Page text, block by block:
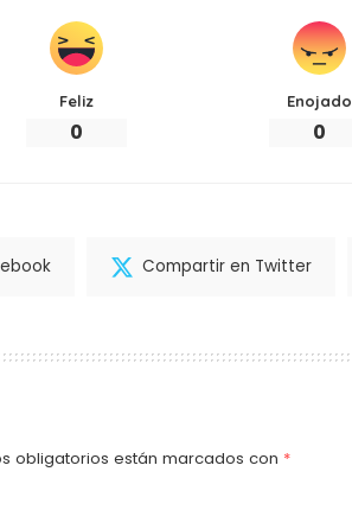
Feliz
0
Enojado
0
Compartir en Twitter
obligatorios están marcados con *